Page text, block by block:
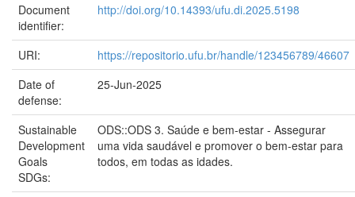
Document
identifier:
http://doi.org/10.14393/ufu.di.2025.5198
URI:
https://repositorio.ufu.br/handle/123456789/46607
Date of
defense:
25-Jun-2025
Sustainable
Development
Goals
SDGs:
ODS::ODS 3. Saúde e bem-estar - Assegurar
uma vida saudável e promover o bem-estar para
todos, em todas as idades.